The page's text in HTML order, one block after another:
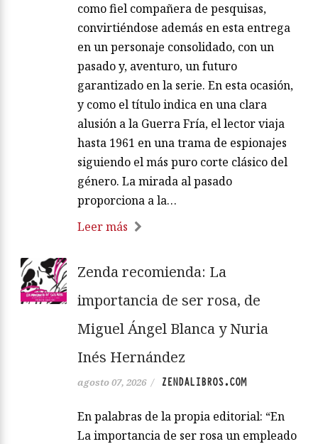
como fiel compañera de pesquisas,
convirtiéndose además en esta entrega
en un personaje consolidado, con un
pasado y, aventuro, un futuro
garantizado en la serie. En esta ocasión,
y como el título indica en una clara
alusión a la Guerra Fría, el lector viaja
hasta 1961 en una trama de espionajes
siguiendo el más puro corte clásico del
género. La mirada al pasado
proporciona a la…
Leer más
Zenda recomienda: La
importancia de ser rosa, de
Miguel Ángel Blanca y Nuria
Inés Hernández
agosto 07, 2026 / ZENDALIBROS.COM
En palabras de la propia editorial: “En
La importancia de ser rosa un empleado